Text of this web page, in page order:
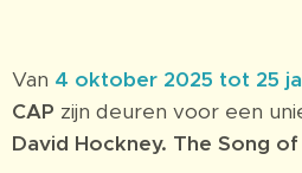
Van 4 oktober 2025 tot 25
CAP zijn deuren voor een
David Hockney. The Song